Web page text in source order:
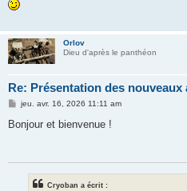
a
Orlov
Dieu d'après le panthéon
Re: Présentation des nouveaux
M
s
jeu. avr. 16, 2026 11:11 am
Bonjour et bienvenue !
Cryoban a écrit :